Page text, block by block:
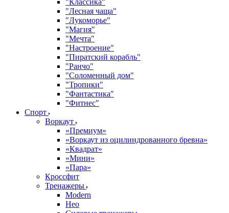
"Классика"
"Лесная чаща"
"Лукоморье"
"Магия"
"Мечта"
"Настроение"
"Пиратский корабль"
"Ранчо"
"Соломенный дом"
"Тропики"
"Фантастика"
"Фитнес"
Спорт
Воркаут
«Премиум»
«Воркаут из оцилиндрованного бревна»
«Квадрат»
«Мини»
«Пара»
Кроссфит
Тренажеры
Modern
Нео